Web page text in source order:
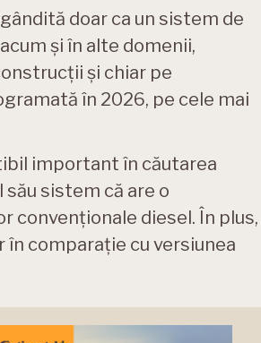
doar ca un sistem de
și în alte domenii,
și chiar pe
în 2026, pe cele mai
important în căutarea
sistem că are o
convenționale diesel. În plus,
comparație cu versiunea